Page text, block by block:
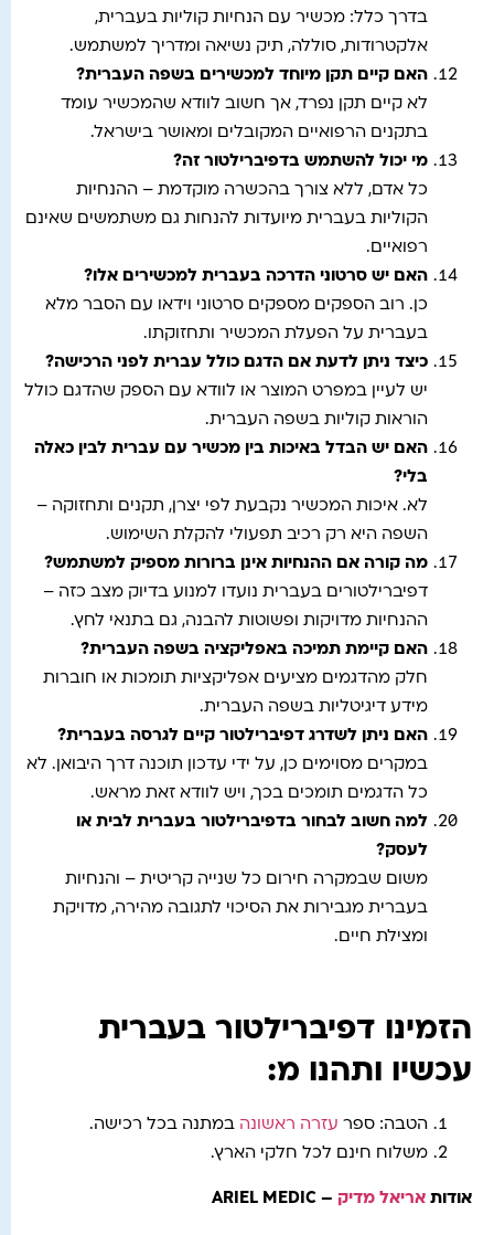
בדרך כלל: מכשיר עם הנחיות קוליות בעברית,
אלקטרודות, סוללה, תיק נשיאה ומדריך למשתמש.
האם קיים תקן מיוחד למכשירים בשפה העברית?
לא קיים תקן נפרד, אך חשוב לוודא שהמכשיר עומד
בתקנים הרפואיים המקובלים ומאושר בישראל.
מי יכול להשתמש בדפיברילטור זה?
כל אדם, ללא צורך בהכשרה מוקדמת – ההנחיות
הקוליות בעברית מיועדות להנחות גם משתמשים שאינם
רפואיים.
האם יש סרטוני הדרכה בעברית למכשירים אלו?
כן. רוב הספקים מספקים סרטוני וידאו עם הסבר מלא
בעברית על הפעלת המכשיר ותחזוקתו.
כיצד ניתן לדעת אם הדגם כולל עברית לפני הרכישה?
יש לעיין במפרט המוצר או לוודא עם הספק שהדגם כולל
הוראות קוליות בשפה העברית.
האם יש הבדל באיכות בין מכשיר עם עברית לבין כאלה
בלי?
לא. איכות המכשיר נקבעת לפי יצרן, תקנים ותחזוקה –
השפה היא רק רכיב תפעולי להקלת השימוש.
מה קורה אם ההנחיות אינן ברורות מספיק למשתמש?
דפיברילטורים בעברית נועדו למנוע בדיוק מצב כזה –
ההנחיות מדויקות ופשוטות להבנה, גם בתנאי לחץ.
האם קיימת תמיכה באפליקציה בשפה העברית?
חלק מהדגמים מציעים אפליקציות תומכות או חוברות
מידע דיגיטליות בשפה העברית.
האם ניתן לשדרג דפיברילטור קיים לגרסה בעברית?
במקרים מסוימים כן, על ידי עדכון תוכנה דרך היבואן. לא
כל הדגמים תומכים בכך, ויש לוודא זאת מראש.
למה חשוב לבחור בדפיברילטור בעברית לבית או
לעסק?
משום שבמקרה חירום כל שנייה קריטית – והנחיות
בעברית מגבירות את הסיכוי לתגובה מהירה, מדויקת
ומצילת חיים.
הזמינו דפיברילטור בעברית
עכשיו ותהנו מ:
הטבה: ספר עזרה ראשונה במתנה בכל רכישה.
משלוח חינם לכל חלקי הארץ.
אודות אריאל מדיק – ARIEL MEDIC